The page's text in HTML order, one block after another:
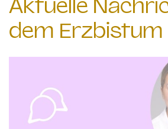
Aktuelle
dem Erzbistum